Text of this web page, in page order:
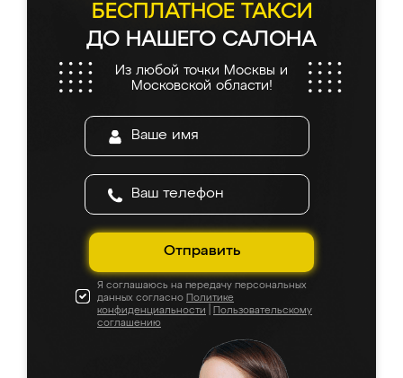
БЕСПЛАТНОЕ ТАКСИ
ДО НАШЕГО САЛОНА
Из любой точки Москвы и
Московской области!
Отправить
Я соглашаюсь на передачу персональных
данных согласно Политике
конфиденциальности
Пользовательскому
соглашению